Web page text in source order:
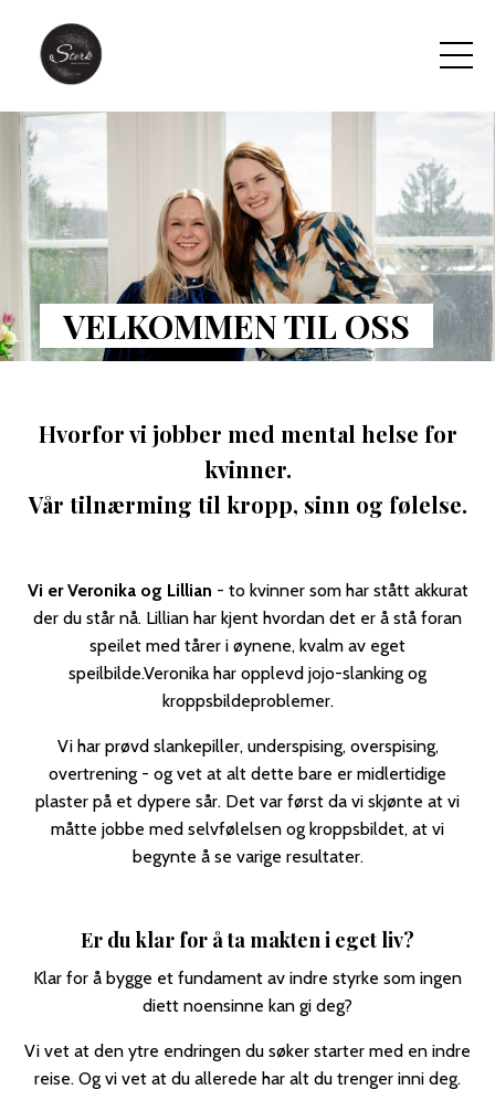
VELKOMMEN TIL OSS
Hvorfor vi jobber med mental helse for
kvinner.
Vår tilnærming til kropp, sinn og følelse.
Vi er Veronika og Lillian - to kvinner som har stått akkurat
der du står nå. Lillian har kjent hvordan det er å stå foran
speilet med tårer i øynene, kvalm av eget
speilbilde.Veronika har opplevd jojo-slanking og
kroppsbildeproblemer.
Vi har prøvd slankepiller, underspising, overspising,
overtrening - og vet at alt dette bare er midlertidige
plaster på et dypere sår. Det var først da vi skjønte at vi
måtte jobbe med selvfølelsen og kroppsbildet, at vi
begynte å se varige resultater.
Er du klar for å ta makten i eget liv?
Klar for å bygge et fundament av indre styrke som ingen
diett noensinne kan gi deg?
Vi vet at den ytre endringen du søker starter med en indre
reise. Og vi vet at du allerede har alt du trenger inni deg.